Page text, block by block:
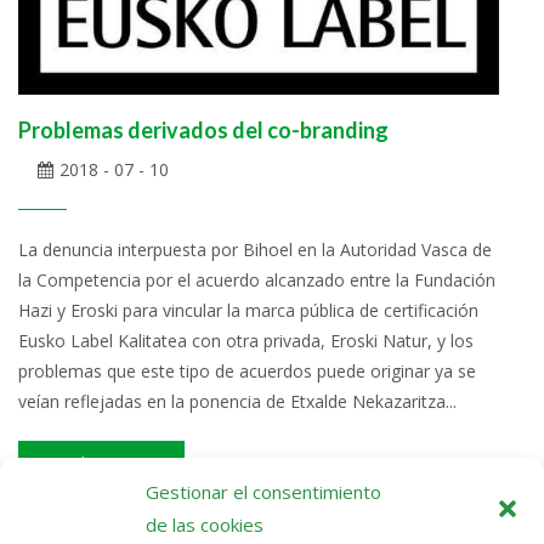
Gestionar el consentimiento
de las cookies
Problemas derivados del co-branding
2018 - 07 - 10
La denuncia interpuesta por Bihoel en la Autoridad Vasca de
la Competencia por el acuerdo alcanzado entre la Fundación
Hazi y Eroski para vincular la marca pública de certificación
Eusko Label Kalitatea con otra privada, Eroski Natur, y los
problemas que este tipo de acuerdos puede originar ya se
veían reflejadas en la ponencia de Etxalde Nekazaritza...
Read More >>